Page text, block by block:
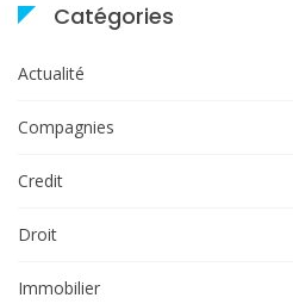
Catégories
Actualité
Compagnies
Credit
Droit
Immobilier